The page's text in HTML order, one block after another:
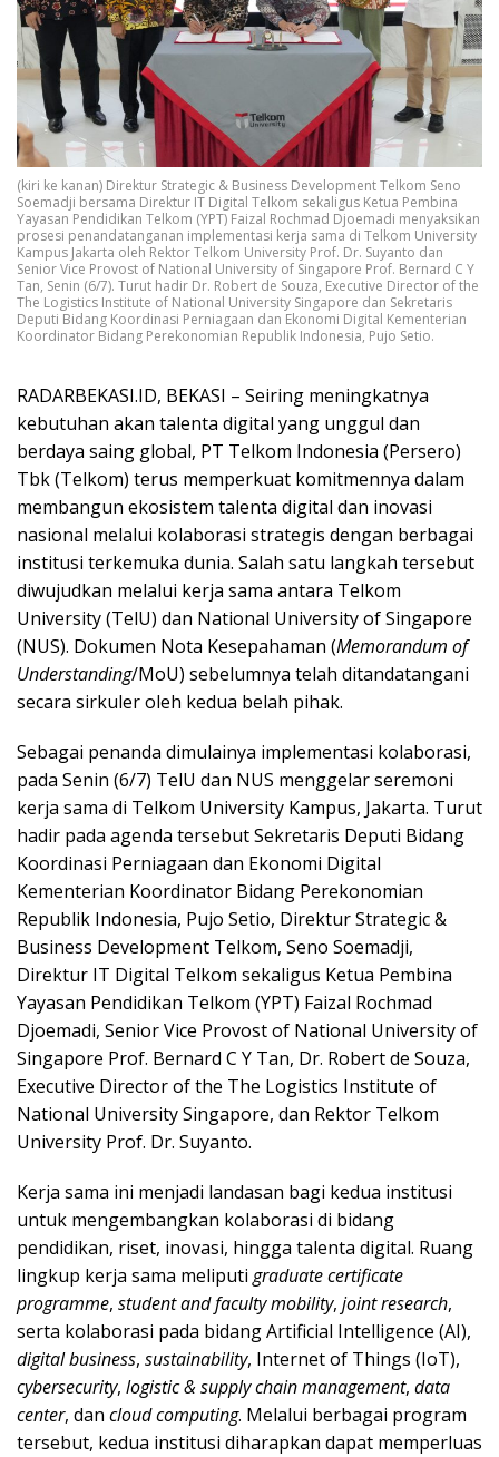
(kiri ke kanan) Direktur Strategic & Business Development Telkom Seno
Soemadji bersama Direktur IT Digital Telkom sekaligus Ketua Pembina
Yayasan Pendidikan Telkom (YPT) Faizal Rochmad Djoemadi menyaksikan
prosesi penandatanganan implementasi kerja sama di Telkom University
Kampus Jakarta oleh Rektor Telkom University Prof. Dr. Suyanto dan
Senior Vice Provost of National University of Singapore Prof. Bernard C Y
Tan, Senin (6/7). Turut hadir Dr. Robert de Souza, Executive Director of the
The Logistics Institute of National University Singapore dan Sekretaris
Deputi Bidang Koordinasi Perniagaan dan Ekonomi Digital Kementerian
Koordinator Bidang Perekonomian Republik Indonesia, Pujo Setio.
RADARBEKASI.ID, BEKASI – Seiring meningkatnya
kebutuhan akan talenta digital yang unggul dan
berdaya saing global, PT Telkom Indonesia (Persero)
Tbk (Telkom) terus memperkuat komitmennya dalam
membangun ekosistem talenta digital dan inovasi
nasional melalui kolaborasi strategis dengan berbagai
institusi terkemuka dunia. Salah satu langkah tersebut
diwujudkan melalui kerja sama antara Telkom
University (TelU) dan National University of Singapore
(NUS). Dokumen Nota Kesepahaman (Memorandum of
Understanding/MoU) sebelumnya telah ditandatangani
secara sirkuler oleh kedua belah pihak.
Sebagai penanda dimulainya implementasi kolaborasi,
pada Senin (6/7) TelU dan NUS menggelar seremoni
kerja sama di Telkom University Kampus, Jakarta. Turut
hadir pada agenda tersebut Sekretaris Deputi Bidang
Koordinasi Perniagaan dan Ekonomi Digital
Kementerian Koordinator Bidang Perekonomian
Republik Indonesia, Pujo Setio, Direktur Strategic &
Business Development Telkom, Seno Soemadji,
Direktur IT Digital Telkom sekaligus Ketua Pembina
Yayasan Pendidikan Telkom (YPT) Faizal Rochmad
Djoemadi, Senior Vice Provost of National University of
Singapore Prof. Bernard C Y Tan, Dr. Robert de Souza,
Executive Director of the The Logistics Institute of
National University Singapore, dan Rektor Telkom
University Prof. Dr. Suyanto.
Kerja sama ini menjadi landasan bagi kedua institusi
untuk mengembangkan kolaborasi di bidang
pendidikan, riset, inovasi, hingga talenta digital. Ruang
lingkup kerja sama meliputi graduate certificate
programme, student and faculty mobility, joint research,
serta kolaborasi pada bidang Artificial Intelligence (AI),
digital business, sustainability, Internet of Things (IoT),
cybersecurity, logistic & supply chain management, data
center, dan cloud computing. Melalui berbagai program
tersebut, kedua institusi diharapkan dapat memperluas